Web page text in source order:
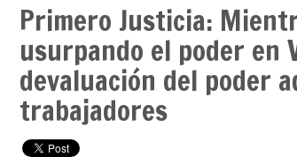
Primero Justicia:
usurpando el poder en
devaluación del poder
trabajadores